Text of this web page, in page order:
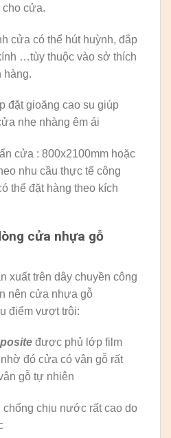
cửa.
cửa có thể hút huỳnh, đắp
…tùy thuộc vào sở thích
hàng.
đặt gioăng cao su giúp
nhẹ nhàng êm ái
cửa : 800x2100mm hoặc
nhu cầu thực tế công
thể đặt hàng theo kích
cửa nhựa gỗ
xuất trên dây chuyền công
nên cửa nhựa gỗ
điểm vượt trội:
được phủ lớp film
đó cửa có vân gỗ rất
gỗ tự nhiên
chịu nước rất cao do